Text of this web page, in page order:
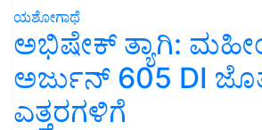
ಯಶೋಗಾಥೆ
ಅಭಿಷೇಕ್ ತ್ಯಾಗಿ:
ಅರ್ಜುನ್ 605 DI
ಎತ್ತರಗಳಿಗೆ